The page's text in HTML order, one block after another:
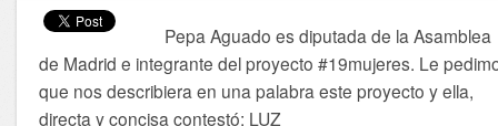
Pepa Aguado es diputada de la Asamblea
de Madrid e integrante del proyecto #19mujeres. Le
que nos describiera en una palabra este proyecto y ella,
directa y concisa contestó: LUZ